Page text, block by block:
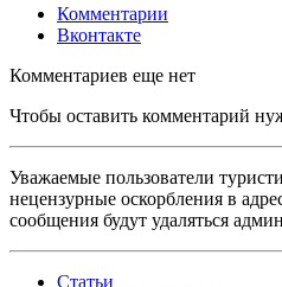
Комментарии
Вконтакте
Комментариев еще нет
Чтобы оставить комментарий
Уважаемые пользователи
нецензурные оскорбления в
сообщения будут удаляться
Статьи